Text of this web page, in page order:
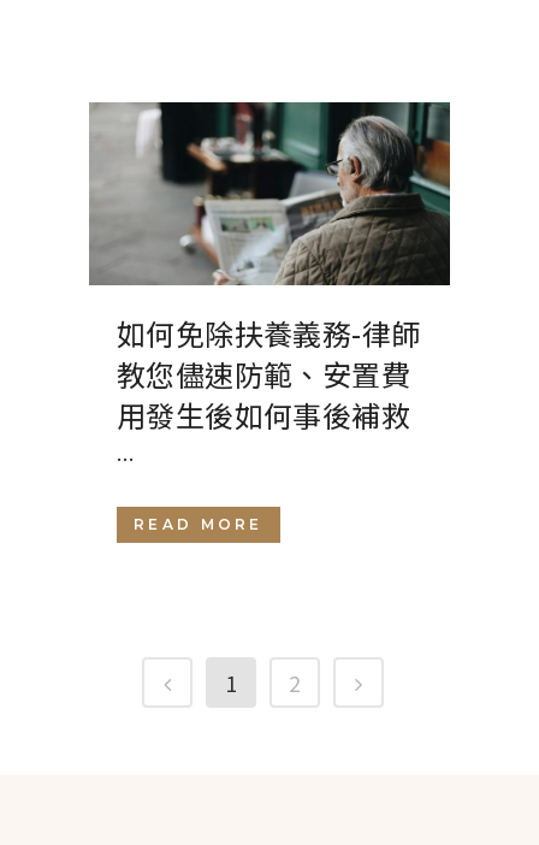
如何免除扶養義務-律師
教您儘速防範、安置費
用發生後如何事後補救
...
READ MORE
1 2